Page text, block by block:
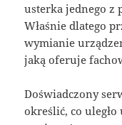
usterka jednego z
Właśnie dlatego
wymianie
jaką oferuje
Doświadczony
określić, co